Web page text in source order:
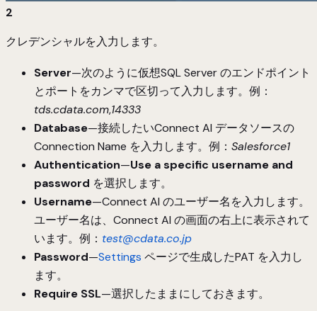
2
クレデンシャルを入力します。
Server—次のように仮想SQL Server のエンドポイント
とポートをカンマで区切って入力します。例：
tds.cdata.com,14333
Database—接続したいConnect AI データソースの
Connection Name を入力します。例： Salesforce1
Authentication—Use a specific username and
password を選択します。
Username—Connect AI のユーザー名を入力します。
ユーザー名は、Connect AI の画面の右上に表示されて
います。例： test@cdata.co.jp
Password—Settings ページで生成したPAT を入力し
ます。
Require SSL—選択したままにしておきます。